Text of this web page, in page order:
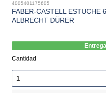
4005401175605
FABER-CASTELL ESTUCHE
ALBRECHT DÜRER
Cantidad